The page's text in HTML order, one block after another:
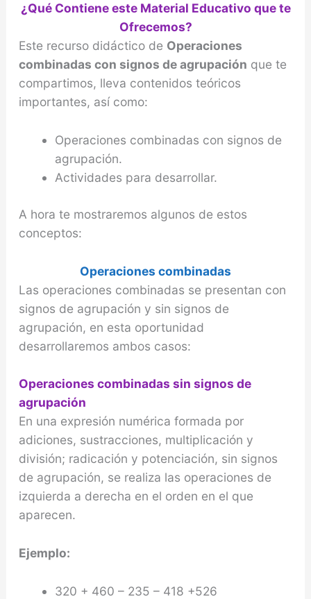
¿Qué Contiene este Material Educativo que te
Ofrecemos?
Este recurso didáctico de Operaciones
combinadas con signos de agrupación que te
compartimos, lleva contenidos teóricos
importantes, así como:
Operaciones combinadas con signos de
agrupación.
Actividades para desarrollar.
A hora te mostraremos algunos de estos
conceptos:
Operaciones combinadas
Las operaciones combinadas se presentan con
signos de agrupación y sin signos de
agrupación, en esta oportunidad
desarrollaremos ambos casos:
Operaciones combinadas sin signos de
agrupación
En una expresión numérica formada por
adiciones, sustracciones, multiplicación y
división; radicación y potenciación, sin signos
de agrupación, se realiza las operaciones de
izquierda a derecha en el orden en el que
aparecen.
Ejemplo:
320 + 460 – 235 – 418 +526